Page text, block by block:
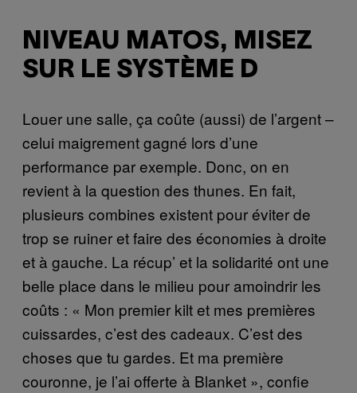
NIVEAU MATOS, MISEZ
SUR LE SYSTÈME D
Louer une salle, ça coûte (aussi) de l’argent –
celui maigrement gagné lors d’une
performance par exemple. Donc, on en
revient à la question des thunes. En fait,
plusieurs combines existent pour éviter de
trop se ruiner et faire des économies à droite
et à gauche. La récup’ et la solidarité ont une
belle place dans le milieu pour amoindrir les
coûts : « Mon premier kilt et mes premières
cuissardes, c’est des cadeaux. C’est des
choses que tu gardes. Et ma première
couronne, je l’ai offerte à Blanket », confie